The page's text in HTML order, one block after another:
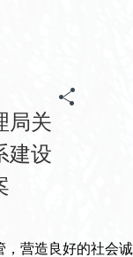
局关
建设
营造良好的社会诚